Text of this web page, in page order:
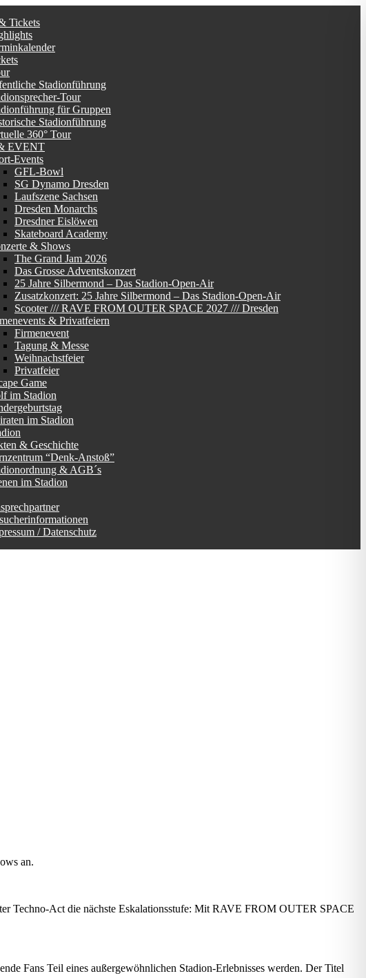
Tickets
Stadionführung
Tour
für Gruppen
Stadionführung
360° Tour
EVENT
Events
GFL-Bowl
SG Dynamo Dresden
Laufszene Sachsen
Dresden Monarchs
Dresdner Eislöwen
Skateboard Academy
& Shows
The Grand Jam 2026
Das Grosse Adventskonzert
25 Jahre Silbermond – Das Stadion-Open-Air
Zusatzkonzert: 25 Jahre Silbermond – Das Stadion-Open-Air
Scooter /// RAVE FROM OUTER SPACE 2027 /// Dresden
& Privatfeiern
Firmenevent
Tagung & Messe
Weihnachstfeier
Privatfeier
Game
im Stadion
im Stadion
& Geschichte
“Denk-Anstoß”
& AGB´s
im Stadion
/ Datenschutz
an.
Techno-Act die nächste Eskalationsstufe: Mit RAVE FROM OUTER SPACE
Fans Teil eines außergewöhnlichen Stadion-Erlebnisses werden. Der Titel